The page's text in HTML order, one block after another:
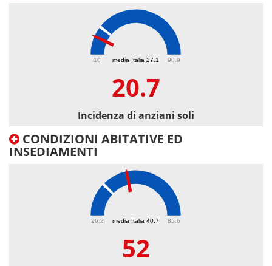
media Italia 27.1
10 90.9
20.7
Incidenza di anziani soli
CONDIZIONI ABITATIVE ED
INSEDIAMENTI
media Italia 40.7
26.2 85.6
52